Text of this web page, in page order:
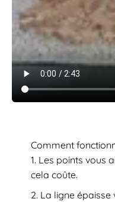
Comment
Les points vous
cela coûte.
La ligne épaisse